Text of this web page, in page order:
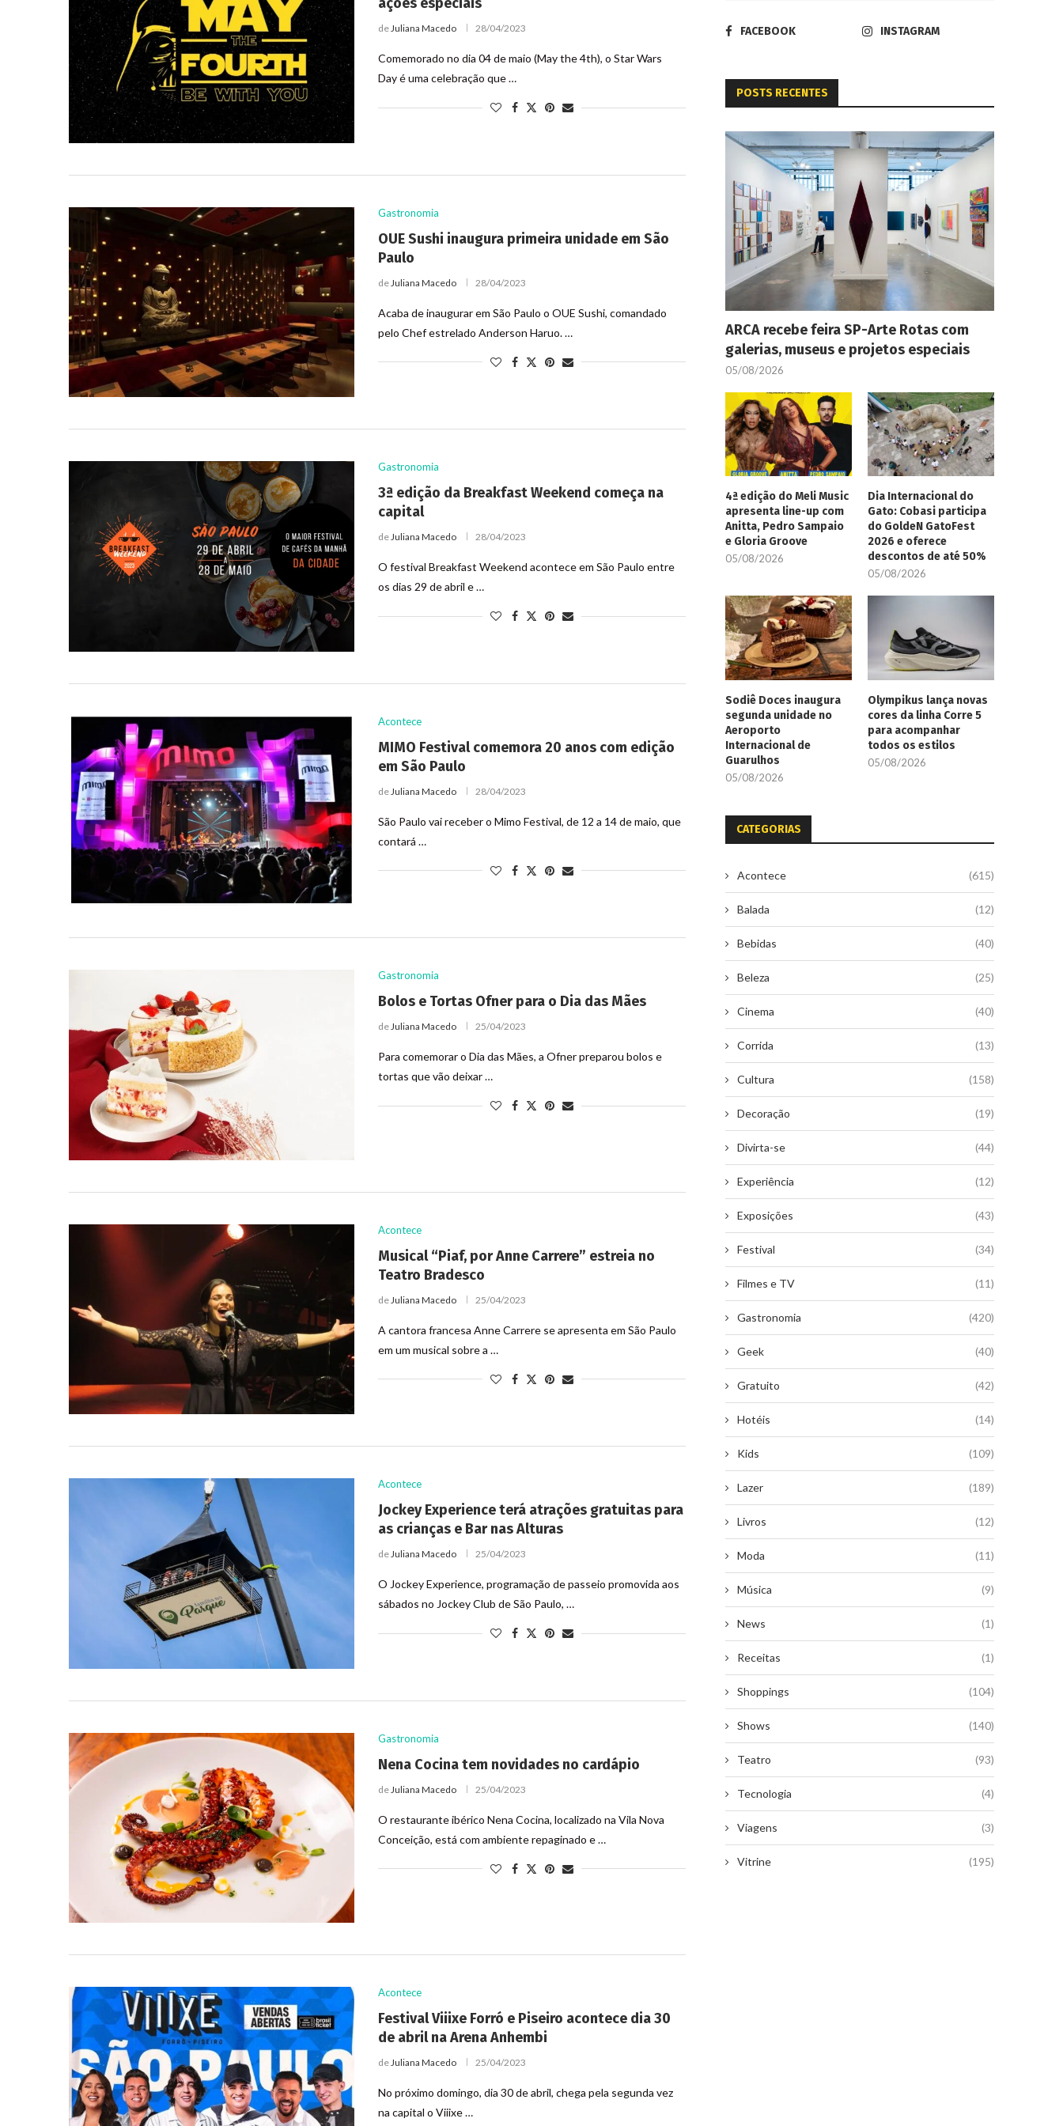
deJuliana Macedo 28/04/2023
Comemorado no dia 04 de maio (May the 4th), o Star Wars
Day é uma celebração que …
Gastronomia
OUE Sushi inaugura primeira unidade em São
Paulo
de Juliana Macedo 28/04/2023
Acaba de inaugurar em São Paulo o OUE Sushi, comandado
pelo Chef estrelado Anderson Haruo. …
Gastronomia
3ª edição da Breakfast Weekend começa na
capital
deJuliana Macedo 28/04/2023
O festival Breakfast Weekend acontece em São Paulo entre
os dias 29 de abril e …
Acontece
MIMO Festival comemora 20 anos com edição
em São Paulo
de Juliana Macedo 28/04/2023
São Paulo vai receber o Mimo Festival, de 12 a 14 de maio, que
contará …
Gastronomia
Bolos e Tortas Ofner para o Dia das Mães
deJuliana Macedo 25/04/2023
Para comemorar o Dia das Mães, a Ofner preparou bolos e
tortas que vão deixar …
Acontece
Musical “Piaf, por Anne Carrere” estreia no
Teatro Bradesco
de Juliana Macedo 25/04/2023
A cantora francesa Anne Carrere se apresenta em São Paulo
em um musical sobre a …
Acontece
Jockey Experience terá atrações gratuitas para
as crianças e Bar nas Alturas
deJuliana Macedo 25/04/2023
O Jockey Experience, programação de passeio promovida aos
sábados no Jockey Club de São Paulo, …
Gastronomia
Nena Cocina tem novidades no cardápio
de Juliana Macedo 25/04/2023
O restaurante ibérico Nena Cocina, localizado na Vila Nova
Conceição, está com ambiente repaginado e …
Acontece
Festival Viiixe Forró e Piseiro acontece dia 30
de abril na Arena Anhembi
deJuliana Macedo 25/04/2023
No próximo domingo, dia 30 de abril, chega pela segunda vez
na capital o Viiixe …
FACEBOOK INSTAGRAM
POSTS RECENTES
ARCA recebe feira SP-Arte Rotas com
galerias, museus e projetos especiais
05/08/2026
4ª edição do Meli Music
apresenta line-up com
Anitta, Pedro Sampaio
e Gloria Groove
05/08/2026
Dia Internacional do
Gato: Cobasi participa
do GoldeN GatoFest
2026 e oferece
descontos de até 50%
05/08/2026
Sodiê Doces inaugura
segunda unidade no
Aeroporto
Internacional de
Guarulhos
05/08/2026
Olympikus lança novas
cores da linha Corre 5
para acompanhar
todos os estilos
05/08/2026
CATEGORIAS
Acontece (615)
Balada (12)
Bebidas (40)
Beleza (25)
Cinema (40)
Corrida (13)
Cultura (158)
Decoração (19)
Divirta-se (44)
Experiência (12)
Exposições (43)
Festival (34)
Filmes e TV (11)
Gastronomia (420)
Geek (40)
Gratuito (42)
Hotéis (14)
Kids (109)
Lazer (189)
Livros (12)
Moda (11)
Música (9)
News (1)
Receitas (1)
Shoppings (104)
Shows (140)
Teatro (93)
Tecnologia (4)
Viagens (3)
Vitrine (195)